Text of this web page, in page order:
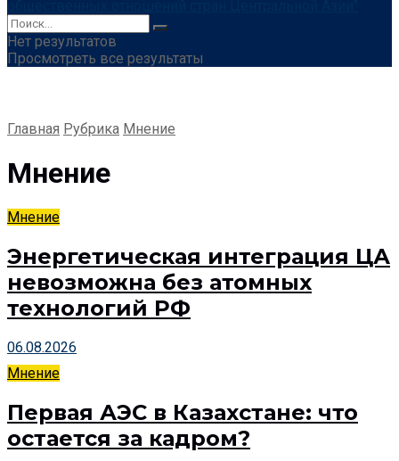
Нет результатов
Просмотреть все результаты
Главная Рубрика Мнение
Мнение
Мнение
Энергетическая интеграция ЦА
невозможна без атомных
технологий РФ
06.08.2026
Мнение
Первая АЭС в Казахстане: что
остается за кадром?